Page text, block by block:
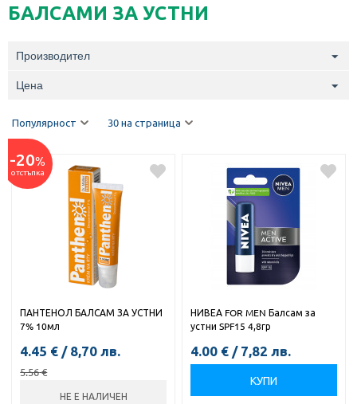
БАЛСАМИ ЗА УСТНИ
Производител
Цена
Популярност 30 на страница
-20%
отстъпка
ПАНТЕНОЛ БАЛСАМ ЗА УСТНИ
7% 10мл
4.45 € / 8,70 лв.
5.56€
НЕ Е НАЛИЧЕН
НИВЕА FOR MEN Балсам за
устни SPF15 4,8гр
4.00 € / 7,82 лв.
КУПИ